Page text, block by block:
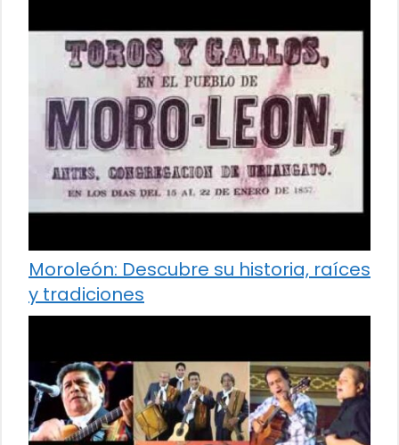
Moroleón: Descubre su historia, raíces
y tradiciones